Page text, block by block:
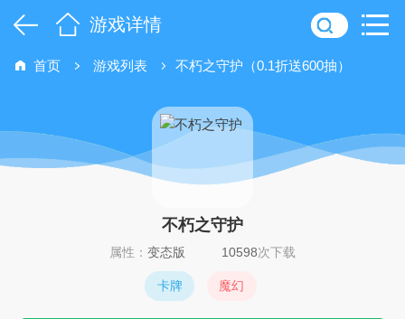
游戏详情
首页 游戏列表 不朽之守护（0.1折送600抽）
不朽之守护
属性： 变态版 10598次下载
卡牌 魔幻